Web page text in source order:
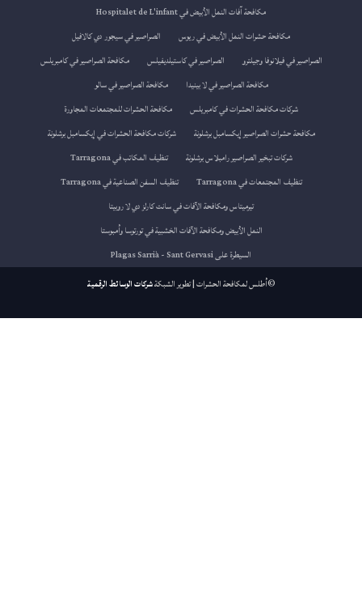
مكافحة آفات النمل الأبيض في Hospitalet de L'infant
مكافحة حشرات النمل الأبيض في ريوس
الصراصير في سيجور دي كالافيل
الصراصير في فيلانوفا وجيلترو
الصراصير في كاستيلديفيلس
مكافحة الصراصير في كامبريلس
مكافحة الصراصير في لا بينيدا
مكافحة الصراصير في سالو
شركات مكافحة الحشرات في كامبريلس
مكافحة الحشرات للمجتمعات المجاورة
مكافحة حشرات الصراصير إيكسامبل برشلونة
شركات مكافحة الحشرات في إيكسامبل برشلونة
شركات تبخير الصراصير رامبلاس برشلونة
تنظيف المكاتب في Tarragona
تنظيف المجتمعات في Tarragona
تنظيف السفن الصناعية في Tarragona
تيرميتاس ومكافحة الآفات في سانت كارلز دي لا روبيتا
النمل الأبيض ومكافحة الآفات الخشبية في تورتوسا وأمبوستا
السيطرة على Plagas Sarrià - Sant Gervasi
©أطلس لمكافحة الحشرات | تطوير الشبكةشركات الوسائط الرقمية